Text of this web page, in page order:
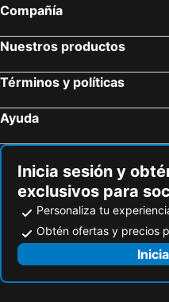
Gran Hotel Ipiales
Hotel Doral Plaza.
Hotel Nexuss
Dinastia
Compañía
Nuestros productos
Términos y políticas
Ayuda
Inicia sesión y
exclusivos para
Personaliza tu
Obtén ofertas y precios